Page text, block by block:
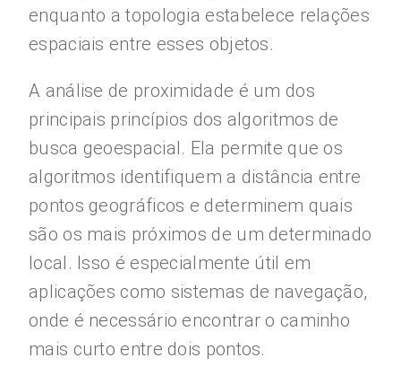
enquanto a topologia estabelece relações
espaciais entre esses objetos.
A análise de proximidade é um dos
principais princípios dos algoritmos de
busca geoespacial. Ela permite que os
algoritmos identifiquem a distância entre
pontos geográficos e determinem quais
são os mais próximos de um determinado
local. Isso é especialmente útil em
aplicações como sistemas de navegação,
onde é necessário encontrar o caminho
mais curto entre dois pontos.